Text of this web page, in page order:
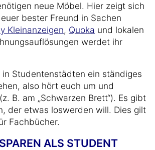
neue Möbel. Hier zeigt sich
bester Freund in Sachen
Kleinanzeigen, Quoka und lokalen
werdet ihr
Studentenstädten ein ständiges
also hört euch um und
B. am „Schwarzen Brett“). Es gibt
der etwas loswerden will. Dies gilt
Fachbücher.
ALS STUDENT